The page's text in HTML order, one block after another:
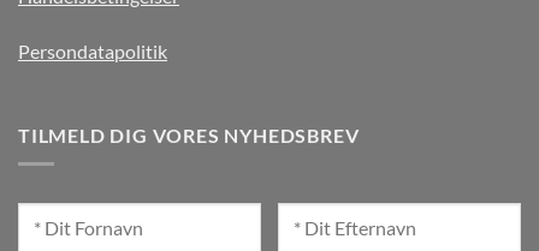
Persondatapolitik
TILMELD DIG VORES NYHEDSBREV